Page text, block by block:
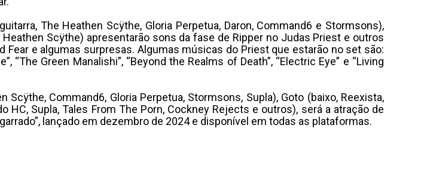
The Heathen Scÿthe, Gloria Perpetua, Daron, Command6 e Stormsons),
Scÿthe) apresentarão sons da fase de Ripper no Judas Priest e outros
Fear e algumas surpresas. Algumas músicas do Priest que estarão no set são:
“The Green Manalishi”, “Beyond the Realms of Death”, “Electric Eye” e “Living
Scÿthe, Command6, Gloria Perpetua, Stormsons, Supla), Goto (baixo, Reexista,
HC, Supla, Tales From The Porn, Cockney Rejects e outros), será a atração de
lançado em dezembro de 2024 e disponível em todas as plataformas.